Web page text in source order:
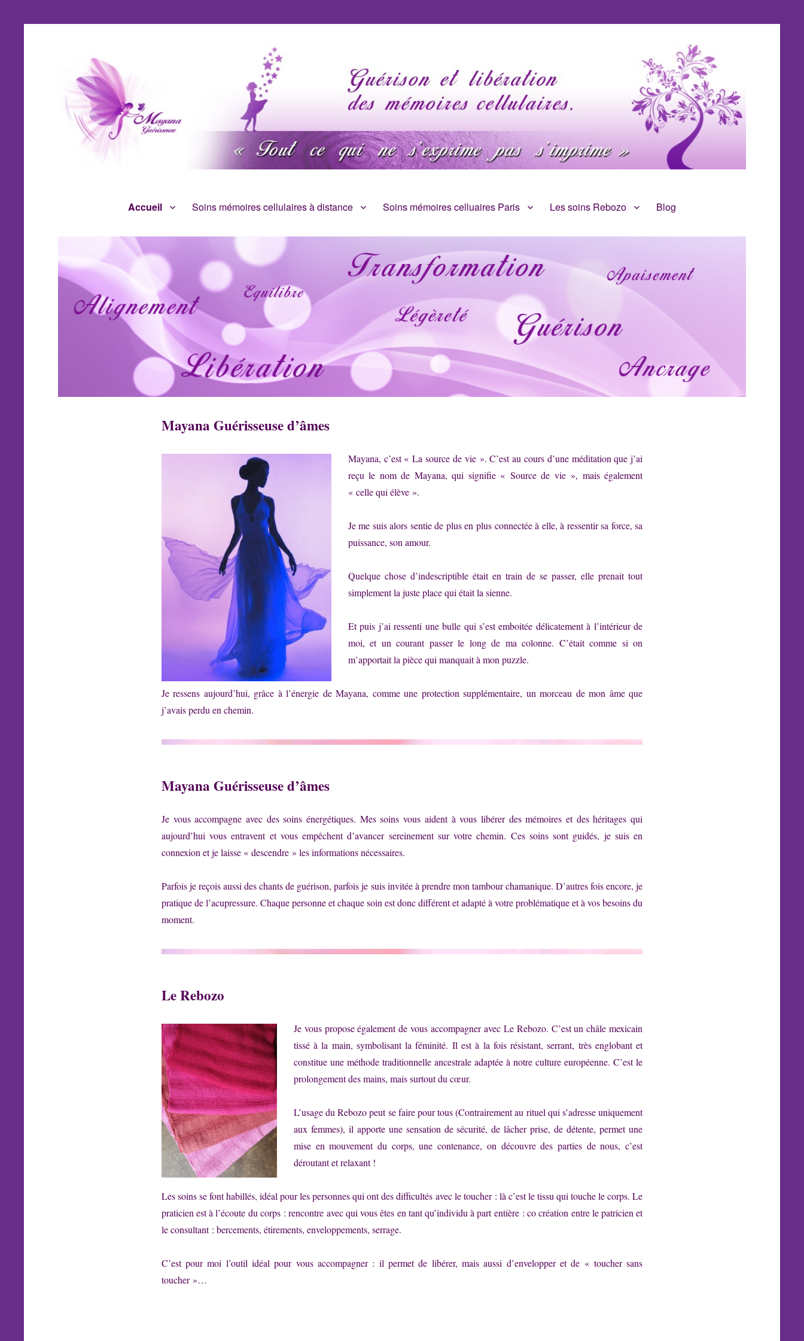
Accueil Soins mémoires cellulaires à distance Soins mémoires celluaires Paris Les soins Rebozo Blog
Mayana Guérisseuse d’âmes
Mayana, c’est « La source de vie ». C’est au cours d’une méditation que j’ai
reçu le nom de Mayana, qui signifie « Source de vie », mais également
« celle qui élève ».
Je me suis alors sentie de plus en plus connectée à elle, à ressentir sa force, sa
puissance, son amour.
Quelque chose d’indescriptible était en train de se passer, elle prenait tout
simplement la juste place qui était la sienne.
Et puis j’ai ressenti une bulle qui s’est emboitée délicatement à l’intérieur de
moi, et un courant passer le long de ma colonne. C’était comme si on
m’apportait la pièce qui manquait à mon puzzle.
Je ressens aujourd’hui, grâce à l’énergie de Mayana, comme une protection supplémentaire, un morceau de mon âme que
j’avais perdu en chemin.
Mayana Guérisseuse d’âmes
Je vous accompagne avec des soins énergétiques. Mes soins vous aident à vous libérer des mémoires et des héritages qui
aujourd’hui vous entravent et vous empêchent d’avancer sereinement sur votre chemin. Ces soins sont guidés, je suis en
connexion et je laisse « descendre » les informations nécessaires.
Parfois je reçois aussi des chants de guérison, parfois je suis invitée à prendre mon tambour chamanique. D’autres fois encore, je
pratique de l’acupressure. Chaque personne et chaque soin est donc différent et adapté à votre problématique et à vos besoins du
moment.
Le Rebozo
Je vous propose également de vous accompagner avec Le Rebozo. C’est un châle mexicain
tissé à la main, symbolisant la féminité. Il est à la fois résistant, serrant, très englobant et
constitue une méthode traditionnelle ancestrale adaptée à notre culture européenne. C’est le
prolongement des mains, mais surtout du cœur.
L’usage du Rebozo peut se faire pour tous (Contrairement au rituel qui s’adresse uniquement
aux femmes), il apporte une sensation de sécurité, de lâcher prise, de détente, permet une
mise en mouvement du corps, une contenance, on découvre des parties de nous, c’est
déroutant et relaxant !
Les soins se font habillés, idéal pour les personnes qui ont des difficultés avec le toucher : là c’est le tissu qui touche le corps. Le
praticien est à l’écoute du corps : rencontre avec qui vous êtes en tant qu’individu à part entière : co création entre le patricien et
le consultant : bercements, étirements, enveloppements, serrage.
C’est pour moi l’outil idéal pour vous accompagner : il permet de libérer, mais aussi d’envelopper et de « toucher sans
toucher »…